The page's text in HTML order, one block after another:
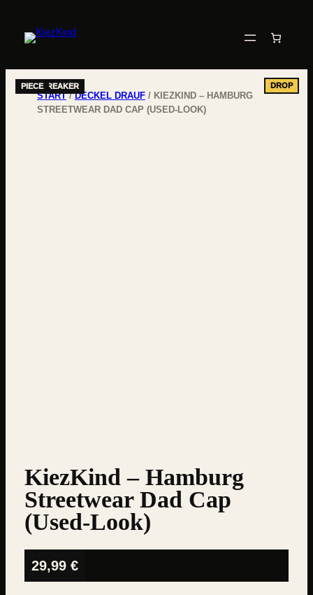
START/DECKEL DRAUF/ KIEZKIND – HAMBURG
STREETWEAR DAD CAP (USED-LOOK)
KiezKind – Hamburg
Streetwear Dad Cap
(Used-Look)
29,99 €